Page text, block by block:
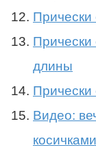
Прически
длины
Видео:
косичками